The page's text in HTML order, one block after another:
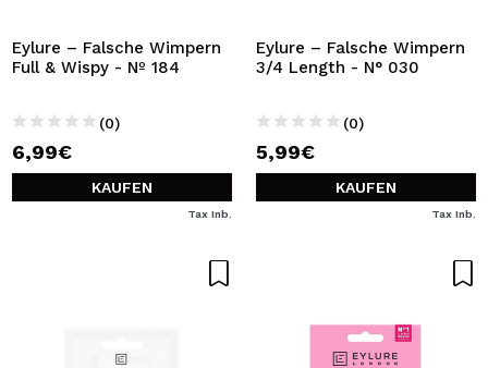
Eylure – Falsche Wimpern
Full & Wispy - Nº 184
(0)
6,99€
KAUFEN
Tax Inb.
Eylure – Falsche Wimpern
3/4 Length - N° 030
(0)
5,99€
KAUFEN
Tax Inb.